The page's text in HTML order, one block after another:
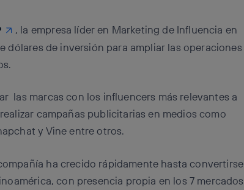
, la empresa líder en Marketing de Influencia en
dólares de inversión para ampliar las operaciones
las marcas con los influencers más relevantes a
campañas publicitarias en medios como
y Vine entre otros.
ha crecido rápidamente hasta convertirse
con presencia propia en los 7 mercados